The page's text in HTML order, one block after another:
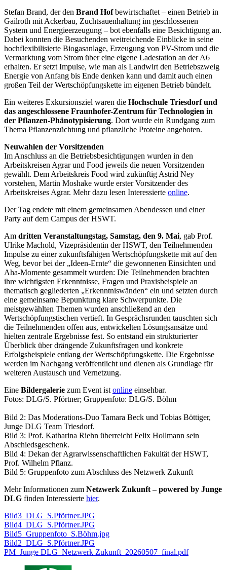
Stefan Brand, der den Brand Hofbewirtschaftet – einen Betrieb in
Gailroth mit Ackerbau, Zuchtsauenhaltung im geschlossenen
System und Energieerzeugung – bot ebenfalls eine Besichtigung an.
Dabei konnten die Besuchenden weitreichende Einblicke in seine
hochflexibilisierte Biogasanlage, Erzeugung von PV-Strom und die
Vermarktung vom Strom über eine eigene Ladestation an der A6
erhalten. Er setzt Impulse, wie man als Landwirt den Betriebszweig
Energie von Anfang bis Ende denken kann und damit auch einen
großen Teil der Wertschöpfungskette im eigenen Betrieb bündelt.
Ein weiteres Exkursionsziel waren die Hochschule Triesdorf und
das angeschlossene Fraunhofer-Zentrum für Technologien in
der Pflanzen-Phänotypisierung. Dort wurde ein Rundgang zum
Thema Pflanzenzüchtung und pflanzliche Proteine angeboten.
Neuwahlen der Vorsitzenden
Im Anschluss an die Betriebsbesichtigungen wurden in den
Arbeitskreisen Agrar und Food jeweils die neuen Vorsitzenden
gewählt. Dem Arbeitskreis Food wird zukünftig Astrid Ney
vorstehen, Martin Moshake wurde erster Vorsitzender des
Arbeitskreises Agrar. Mehr dazu lesen Interessierte online.
Der Tag endete mit einem gemeinsamen Abendessen und einer
Party auf dem Campus der HSWT.
Am dritten Veranstaltungstag, Samstag, den 9. Mai, gab Prof.
Ulrike Machold, Vizepräsidentin der HSWT, den Teilnehmenden
Impulse zu einer zukunftsfähigen Wertschöpfungskette mit auf den
Weg, bevor bei der „Ideen-Ernte“ die gewonnenen Einsichten und
Aha-Momente gesammelt wurden: Die Teilnehmenden brachten
ihre wichtigsten Erkenntnisse, Fragen und Praxisbeispiele an
thematisch gegliederten „Erkenntniswänden“ ein und setzten durch
eine gemeinsame Bepunktung klare Schwerpunkte. Die
meistgewählten Themen wurden anschließend an den
Wertschöpfungstischen vertieft. In Gesprächsrunden tauschten sich
die Teilnehmenden offen aus, entwickelten Lösungsansätze und
hielten zentrale Ergebnisse fest. So entstand ein strukturierter
Überblick über drängende Zukunftsfragen und konkrete
Erfolgsbeispiele entlang der Wertschöpfungskette. Die Ergebnisse
werden im Nachgang veröffentlicht und dienen als Grundlage für
weiteren Austausch und Vernetzung.
Eine Bildergalerie zum Event ist online einsehbar.
Fotos: DLG/S. Pförtner; Gruppenfoto: DLG/S. Böhm
Bild 2: Das Moderations-Duo Tamara Beck und Tobias Böttiger,
Junge DLG Team Triesdorf.
Bild 3: Prof. Katharina Riehn überreicht Felix Hollmann sein
Abschiedsgeschenk.
Bild 4: Dekan der Agrarwissenschaftlichen Fakultät der HSWT,
Prof. Wilhelm Pflanz.
Bild 5: Gruppenfoto zum Abschluss des Netzwerk Zukunft
Mehr Informationen zum Netzwerk Zukunft – powered by Junge
DLG finden Interessierte hier.
Bild3_DLG_S.Pförtner.JPG
Bild4_DLG_S.Pförtner.JPG
Bild5_Gruppenfoto_S.Böhm.jpg
Bild2_DLG_S.Pförtner.JPG
PM_Junge DLG_Netzwerk Zukunft_20260507_final.pdf